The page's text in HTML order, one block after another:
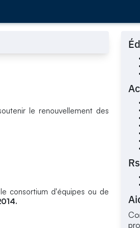
le renouvellement des
consortium d'équipes ou de